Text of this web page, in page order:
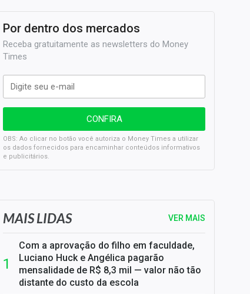
Por dentro dos mercados
Receba gratuitamente as newsletters do Money
Times
OBS: Ao clicar no botão você autoriza o Money Times a utilizar
os dados fornecidos para encaminhar conteúdos informativos
e publicitários.
SELIC em 14%: A repercussão da decisão sobre os JUROS
MAIS LIDAS VER MAIS
Com a aprovação do filho em faculdade,
Luciano Huck e Angélica pagarão
mensalidade de R$ 8,3 mil — valor não tão
distante do custo da escola